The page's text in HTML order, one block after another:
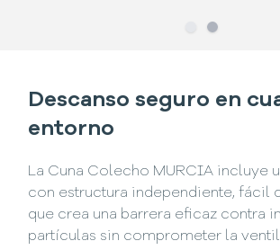
SlideSlide
Descanso seguro en
entorno
La Cuna Colecho MURCIA incluye
con estructura independiente, fácil
que crea una barrera eficaz contra
partículas sin comprometer la